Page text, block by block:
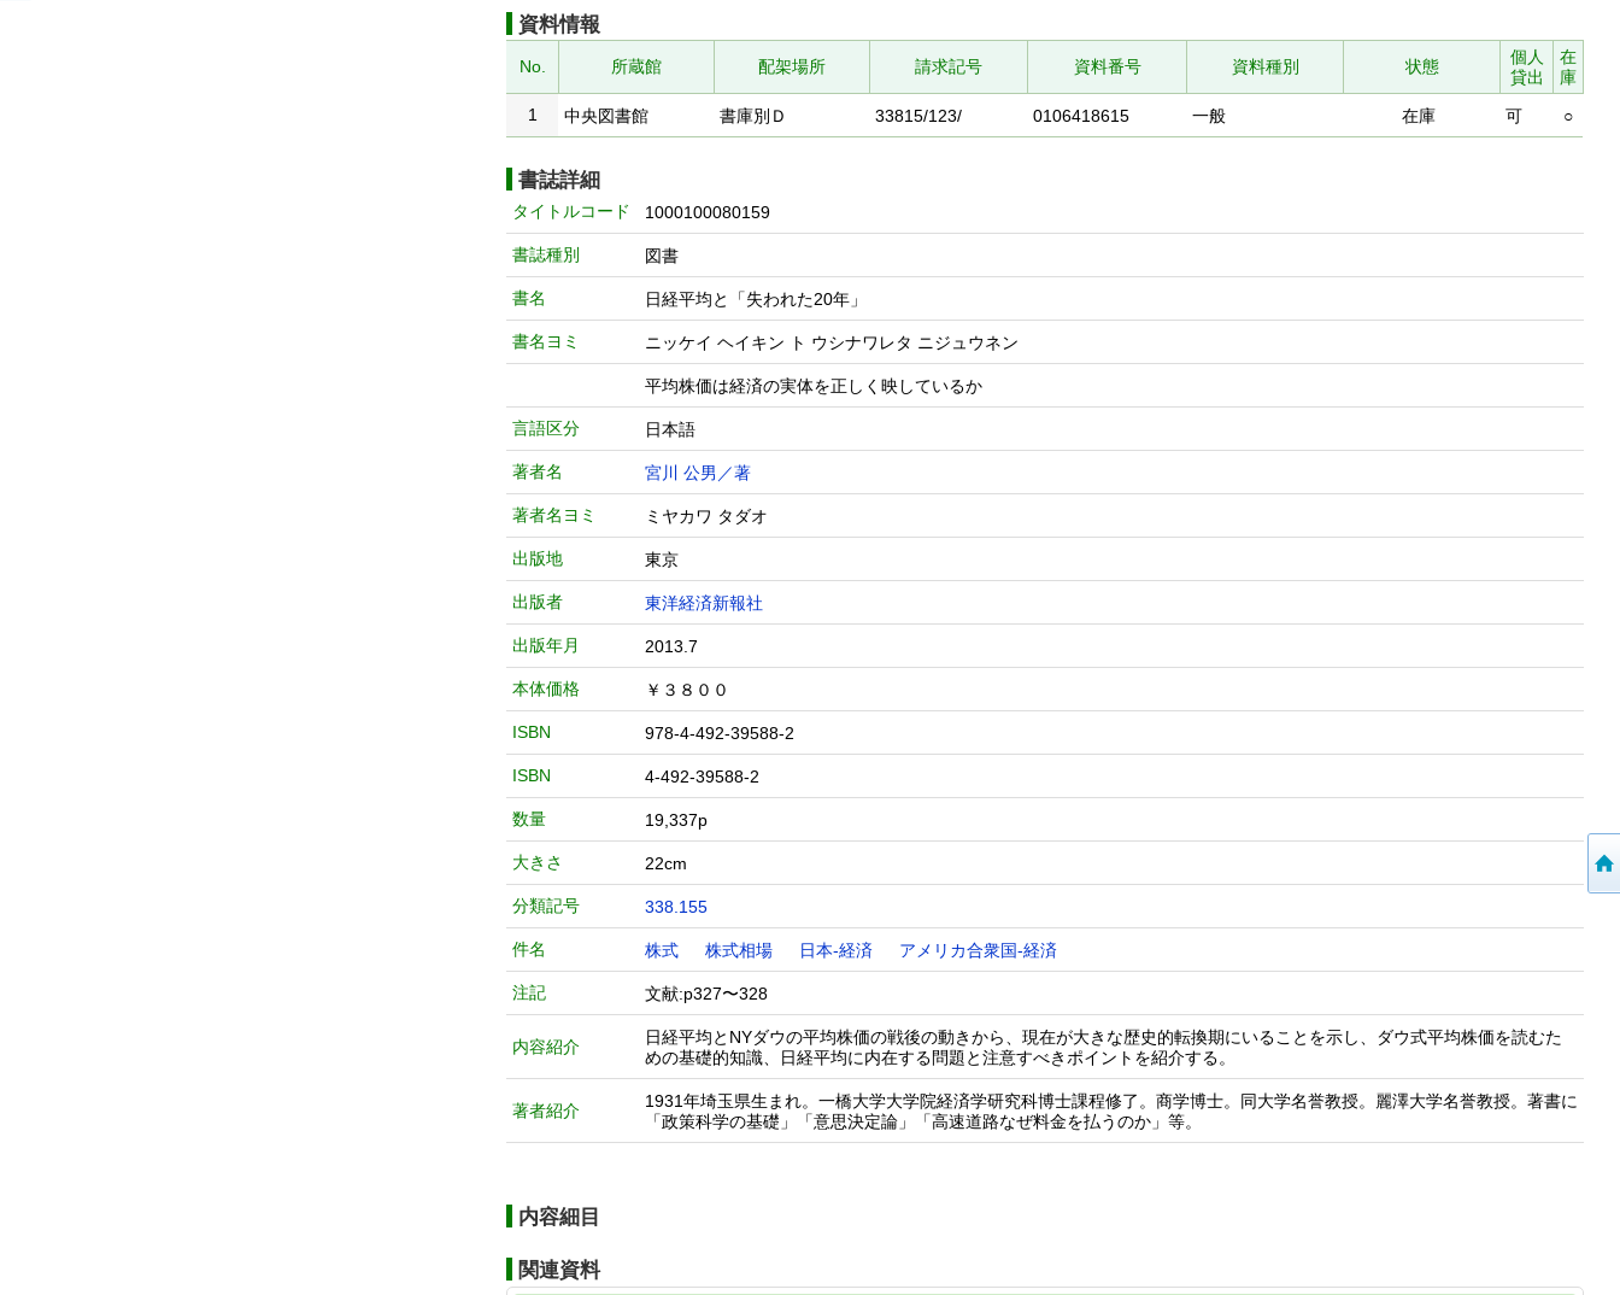
資料情報
No. 所蔵館 配架場所 請求記号 資料番号 資料種別 状態
個人
貸出
在
庫
1
中央図書館 書庫別Ｄ 33815/123/ 0106418615 一般 在庫 可 ○
書誌詳細
タイトルコード 1000100080159
書誌種別 図書
書名 日経平均と「失われた20年」
書名ヨミ ニッケイ ヘイキン ト ウシナワレタ ニジュウネン
平均株価は経済の実体を正しく映しているか
言語区分 日本語
著者名 宮川 公男／著
著者名ヨミ ミヤカワ タダオ
出版地 東京
出版者 東洋経済新報社
出版年月 2013.7
本体価格 ￥３８００
ISBN 978-4-492-39588-2
ISBN 4-492-39588-2
数量 19,337p
大きさ 22cm
分類記号 338.155
件名 株式 株式相場 日本-経済 アメリカ合衆国-経済
注記 文献:p327〜328
内容紹介
日経平均とNYダウの平均株価の戦後の動きから、現在が大きな歴史的転換期にいることを示し、ダウ式平均株価を読むた
めの基礎的知識、日経平均に内在する問題と注意すべきポイントを紹介する。
著者紹介
1931年埼玉県生まれ。一橋大学大学院経済学研究科博士課程修了。商学博士。同大学名誉教授。麗澤大学名誉教授。著書に
「政策科学の基礎」「意思決定論」「高速道路なぜ料金を払うのか」等。
内容細目
関連資料